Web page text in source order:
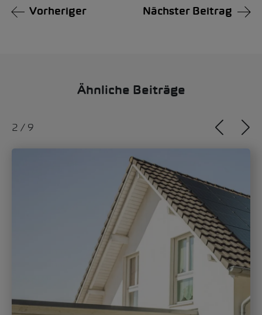
Vorheriger Nächster Beitrag
Ähnliche Beiträge
2 / 9